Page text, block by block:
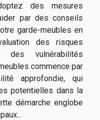
des mesures
par des conseils
garde-meubles en
des risques
des vulnérabilités
commence par
approfondie, qui
potentielles dans la
démarche englobe